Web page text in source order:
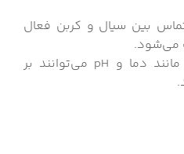
بین سیال و کربن فعال
می‌شود.
دما و pH: شرایط عملیاتی مانند دما و pH می‌توانند بر